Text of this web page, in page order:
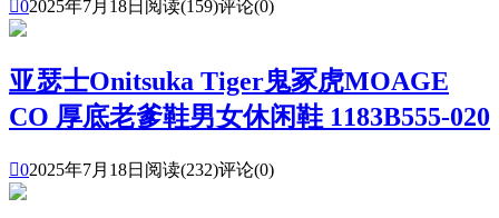
02025年7月18日 阅读(159)评论(0)
亚瑟士Onitsuka Tiger鬼冢虎MOAGE
CO 厚底老爹鞋男女休闲鞋 1183B555-020
02025年7月18日 阅读(232)评论(0)